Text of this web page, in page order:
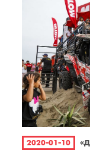
2020-01-10